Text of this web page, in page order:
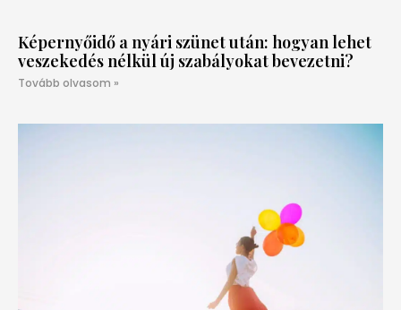
Képernyőidő a nyári szünet után: hogyan lehet
veszekedés nélkül új szabályokat bevezetni?
Tovább olvasom »